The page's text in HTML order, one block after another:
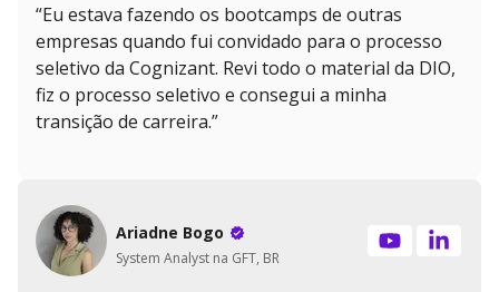
“Eu estava fazendo os bootcamps de outras
empresas quando fui convidado para o processo
seletivo da Cognizant. Revi todo o material da DIO,
fiz o processo seletivo e consegui a minha
transição de carreira.”
Ariadne Bogo
System Analyst na GFT, BR